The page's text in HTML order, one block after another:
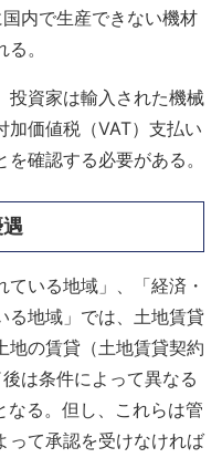
内で生産できない機材
。
投資家は輸入された機械
加価値税（VAT）支払い
確認する必要がある。
ている地域」、「経済・
る地域」では、土地賃貸
地の賃貸（土地賃貸契約
は条件によって異なる
なる。但し、これらは管
って承認を受けなければ